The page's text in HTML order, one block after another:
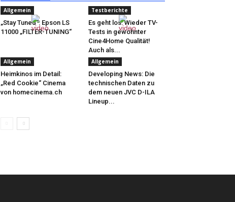
Allgemein
„Stay Tuned“: Epson LS
11000 „FILTER-TUNING“
Testberichte
Es geht los: Wieder TV-
Tests in gewohnter
Cine4Home Qualität!
Auch als...
Allgemein
Heimkinos im Detail:
„Red Cookie“ Cinema
von homecinema.ch
Allgemein
Developing News: Die
technischen Daten zu
dem neuen JVC D-ILA
Lineup...